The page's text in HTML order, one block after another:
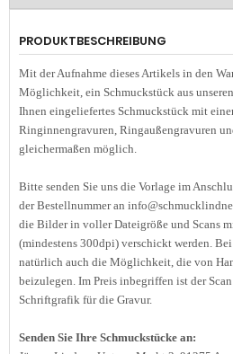
PRODUKTBESCHREIBUNG
Mit der Aufnahme dieses Artikels in den
Möglichkeit, ein Schmuckstück aus
Ihnen eingeliefertes Schmuckstück mit
Ringinnengravuren, Ringaußengravuren
gleichermaßen möglich.
Bitte senden Sie uns die Vorlage im
der Bestellnummer an
die Bilder in voller Dateigröße und Scans
(mindestens 300dpi) verschickt werden.
natürlich auch die Möglichkeit, die von
beizulegen. Im Preis inbegriffen ist der
Schriftgrafik für die Gravur.
Senden Sie Ihre Schmuckstücke an: